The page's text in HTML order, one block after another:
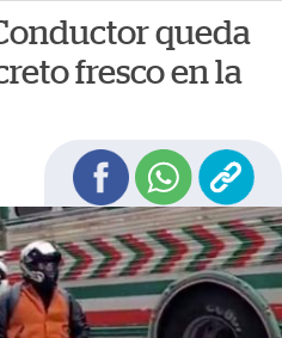
queda
fresco en la